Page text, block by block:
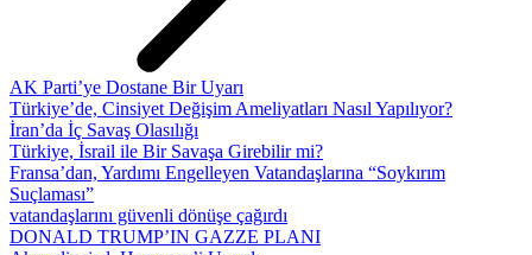
AK Parti’ye Dostane Bir Uyarı
Türkiye’de, Cinsiyet Değişim Ameliyatları Nasıl Yapılıyor?
İran’da İç Savaş Olasılığı
Türkiye, İsrail ile Bir Savaşa Girebilir mi?
Fransa’dan, Yardımı Engelleyen Vatandaşlarına “Soykırım
Suçlaması”
vatandaşlarını güvenli dönüşe çağırdı
DONALD TRUMP’IN GAZZE PLANI